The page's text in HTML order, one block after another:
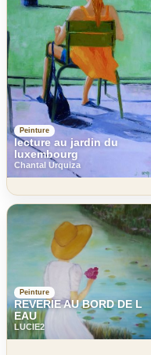
Peinture
lecture au jardin du
luxembourg
Chantal Urquiza
Peinture
REVERIE AU BORD DE L
EAU
LUCIE2